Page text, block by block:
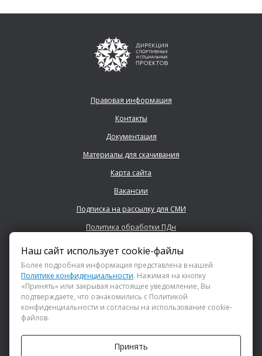
АНО «ДИРЕКЦИЯ СПОРТИВНЫХ И СОЦИАЛЬНЫХ ПРОЕКТОВ»
Правовая информация
Контакты
Документация
Материалы для скачивания
Карта сайта
Вакансии
Подписка на рассылку для СМИ
Политика обработки ПДн
+7 (843) 222 0700
info@dsspkazan.ru
Наш сайт использует cookie-файлы
Более подробная информация представлена в нашей
Политике конфиденциальности. Нажимая на кнопку
«Принять» или закрывая настоящее уведомление, Вы
подтверждаете, что ознакомились с Политикой
конфиденциальности и согласны на использование cookie-
файлов.
Принять